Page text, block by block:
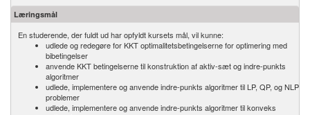
Læringsmål
En studerende, der fuldt ud har opfyldt kursets mål, vil kunne:
udlede og redegøre for KKT optimalitetsbetingelserne for optimering med
bibetingelser
anvende KKT betingelserne til konstruktion af aktiv-sæt og indre-punkts
algoritmer
udlede, implementere og anvende indre-punkts algoritmer til LP, QP, og NLP
problemer
udlede, implementere og anvende indre-punkts algoritmer til konveks